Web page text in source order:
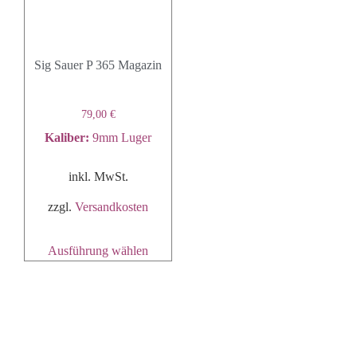
Sig Sauer P 365 Magazin
79,00 €
Kaliber:9mm Luger
inkl. MwSt.
zzgl.Versandkosten
Ausführung wählen